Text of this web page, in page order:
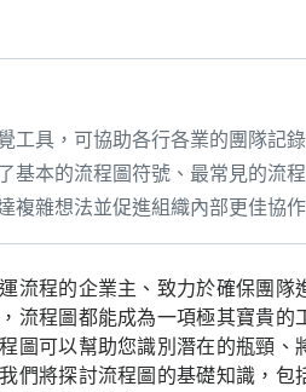
工具，可協助各行各業的團隊記
基本的流程圖符號、最常見的流
複雜想法並促進組織內部更佳協
流程的企業主、致力於確保團隊
流程圖都能成為一項極其寶貴的
圖可以幫助您識別潛在的瓶頸、
們將探討流程圖的基礎知識，